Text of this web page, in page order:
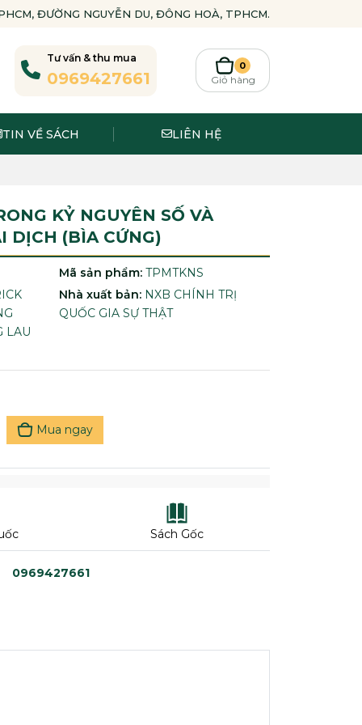
ĐƯỜNG NGUYỄN DU, ĐÔNG HOÀ, TPHCM.
Tư vấn & thu mua
0969427661
0
Giỏ hàng
TIN VỀ SÁCH LIÊN HỆ
KỶ NGUYÊN SỐ VÀ
DỊCH (BÌA CỨNG)
Mã sản phẩm: TPMTKNS
LAU
Nhà xuất bản: NXB CHÍNH TRỊ
QUỐC GIA SỰ THẬT
Mua ngay
Sách Gốc
0969427661